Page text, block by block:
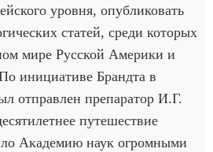
уровня, опубликовать
статей, среди которых
мире Русской Америки и
инициативе Брандта в
отправлен препаратор И.Г.
путешествие
Академию наук огромными